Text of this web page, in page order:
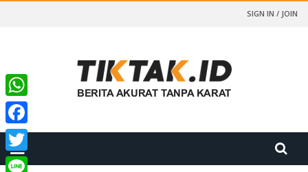
SIGN IN / JOIN
WhatsApp
Facebook
Twitter